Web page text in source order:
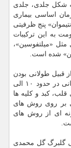
شکل جلدی، جلدی
اساسی بیماری
پنج ظرفیتی
به این ترکیبات
«میلتفوسین»،
قبیل طولانی بودن
دوره درمان، گران بودن داروها، عدم پاسخ درمانی در حدود ۱۰ الی
کبد و کلیه ها
بر روی روش های
ای از روش های
گلبرگ گل محمدی